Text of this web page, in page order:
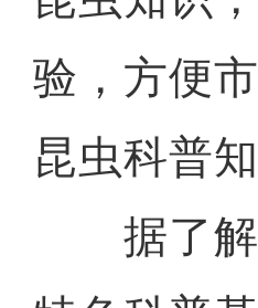
验，方便
昆虫科普知
据了解